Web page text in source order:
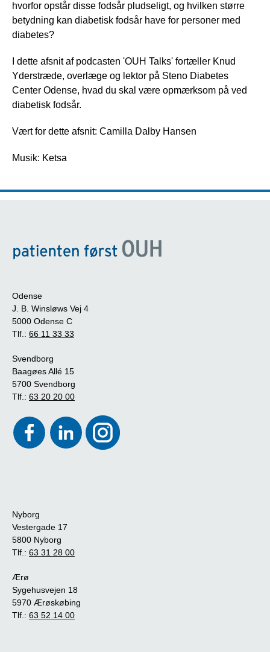
hvorfor opstår disse fodsår pludseligt, og hvilken større
betydning kan diabetisk fodsår have for personer med
diabetes?
I dette afsnit af podcasten 'OUH Talks' fortæller Knud
Yderstræde, overlæge og lektor på Steno Diabetes
Center Odense, hvad du skal være opmærksom på ved
diabetisk fodsår.
Vært for dette afsnit: Camilla Dalby Hansen
Musik: Ketsa
Odense
J. B. Winsløws Vej 4
5000 Odense C
Tlf.: 66 11 33 33
Svendborg
Baagøes Allé 15
5700 Svendborg
Tlf.: 63 20 20 00
Nyborg
Vestergade 17
5800 Nyborg
Tlf.: 63 31 28 00
Ærø
Sygehusvejen 18
5970 Ærøskøbing
Tlf.: 63 52 14 00